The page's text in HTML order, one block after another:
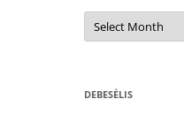
Archyvas
DEBESĖLIS